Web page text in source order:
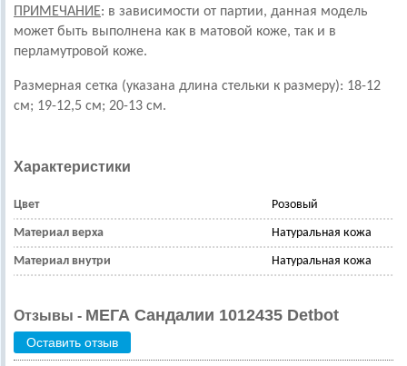
ПРИМЕЧАНИЕ: в зависимости от партии, данная модель
может быть выполнена как в матовой коже, так и в
перламутровой коже.
Размерная сетка (указана длина стельки к размеру): 18-12
см; 19-12,5 см; 20-13 см.
Характеристики
Цвет Розовый
Материал верха Натуральная кожа
Материал внутри Натуральная кожа
Отзывы - МЕГА Сандалии 1012435 Detbot
Оставить отзыв